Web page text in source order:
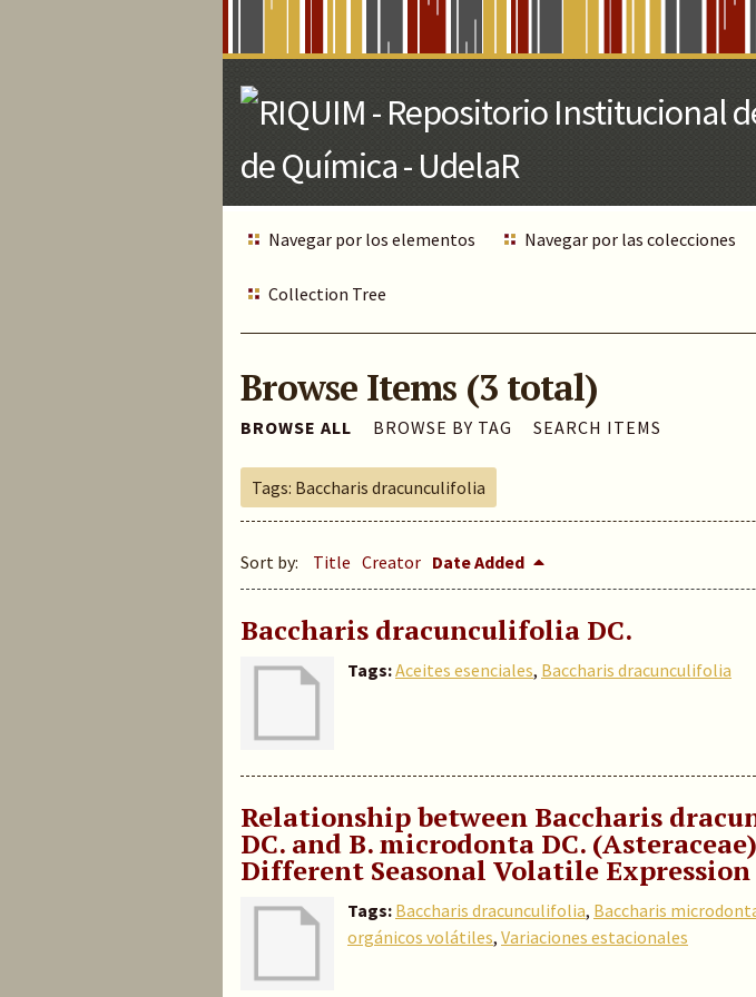
Navegar por los elementos Navegar por las colecciones
Collection Tree
Browse Items (3 total)
BROWSE ALL BROWSE BY TAG SEARCH ITEMS
Tags: Baccharis dracunculifolia
Sort by: Title Creator Date Added
Baccharis dracunculifolia DC.
Tags:Aceites esenciales, Baccharis dracunculifolia
Relationship between Baccharis
DC. and B. microdonta DC.
Different Seasonal Volatile Expression
Tags: Baccharis dracunculifolia, Baccharis
orgánicos volátiles, Variaciones estacionales